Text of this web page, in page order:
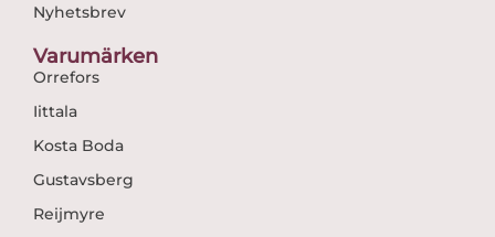
Nyhetsbrev
Varumärken
Orrefors
Iittala
Kosta Boda
Gustavsberg
Reijmyre